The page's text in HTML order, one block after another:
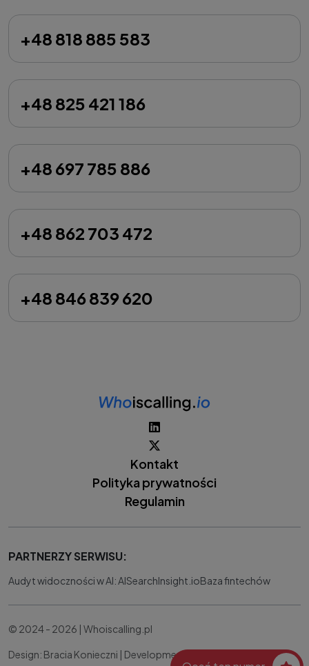
+48 818 885 583
+48 825 421 186
+48 697 785 886
+48 862 703 472
+48 846 839 620
Kontakt
Polityka prywatności
Regulamin
PARTNERZY SERWISU:
Audyt widoczności w AI: AISearchInsight.ioBaza fintechów
© 2024 - 2026 | Whoiscalling.pl
Design: Bracia Konieczni | Development: